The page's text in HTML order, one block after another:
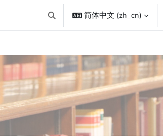
切换搜索输入简体中文 ‎(zh_cn)‎